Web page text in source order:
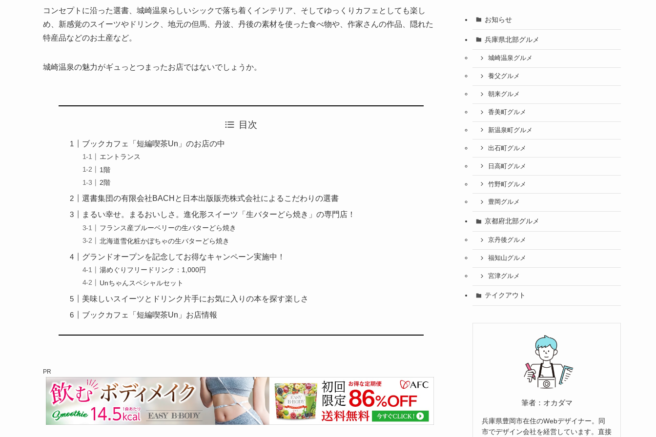
コンセプトに沿った選書、城崎温泉らしいシックで落ち着くインテリア、そしてゆっくりカフェとしても楽し
め、新感覚のスイーツやドリンク、地元の但馬、丹波、丹後の素材を使った食べ物や、作家さんの作品、隠れた
特産品などのお土産など。
城崎温泉の魅力がギュっとつまったお店ではないでしょうか。
目次
ブックカフェ「短編喫茶Un」のお店の中
エントランス
1階
2階
選書集団の有限会社BACHと日本出版販売株式会社によるこだわりの選書
まるい幸せ。まるおいしさ。進化形スイーツ「生バターどら焼き」の専門店！
フランス産ブルーベリーの生バターどら焼き
北海道雪化粧かぼちゃの生バターどら焼き
グランドオープンを記念してお得なキャンペーン実施中！
湯めぐりフリードリンク：1,000円
Unちゃんスペシャルセット
美味しいスイーツとドリンク片手にお気に入りの本を探す楽しさ
ブックカフェ「短編喫茶Un」お店情報
PR
お知らせ
兵庫県北部グルメ
城崎温泉グルメ
養父グルメ
朝来グルメ
香美町グルメ
新温泉町グルメ
出石町グルメ
日高町グルメ
竹野町グルメ
豊岡グルメ
京都府北部グルメ
京丹後グルメ
福知山グルメ
宮津グルメ
テイクアウト
筆者：オカダマ
兵庫県豊岡市在住のWebデザイナー。同
市でデザイン会社を経営しています。直接